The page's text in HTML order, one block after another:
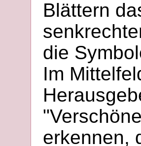
Blättern
die
Im
erkennen,